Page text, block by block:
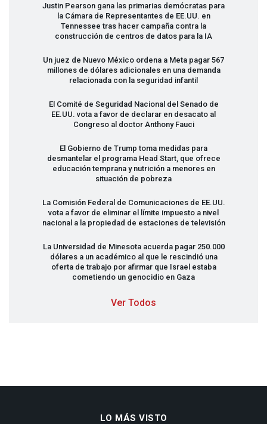
Justin Pearson gana las primarias demócratas para
la Cámara de Representantes de EE.UU. en
Tennessee tras hacer campaña contra la
construcción de centros de datos para la IA
Un juez de Nuevo México ordena a Meta pagar 567
millones de dólares adicionales en una demanda
relacionada con la seguridad infantil
El Comité de Seguridad Nacional del Senado de
EE.UU. vota a favor de declarar en desacato al
Congreso al doctor Anthony Fauci
El Gobierno de Trump toma medidas para
desmantelar el programa Head Start, que ofrece
educación temprana y nutrición a menores en
situación de pobreza
La Comisión Federal de Comunicaciones de EE.UU.
vota a favor de eliminar el límite impuesto a nivel
nacional a la propiedad de estaciones de televisión
La Universidad de Minesota acuerda pagar 250.000
dólares a un académico al que le rescindió una
oferta de trabajo por afirmar que Israel estaba
cometiendo un genocidio en Gaza
Ver Todos
LO MÁS VISTO